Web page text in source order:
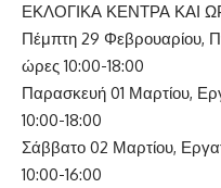
ΕΚΛΟΓΙΚΑ ΚΕΝΤΡΑ ΚΑΙ
Πέμπτη 29 Φεβρουαρίου,
ώρες 10:00-18:00
Παρασκευή 01 Μαρτίου,
10:00-18:00
Σάββατο 02 Μαρτίου,
10:00-16:00